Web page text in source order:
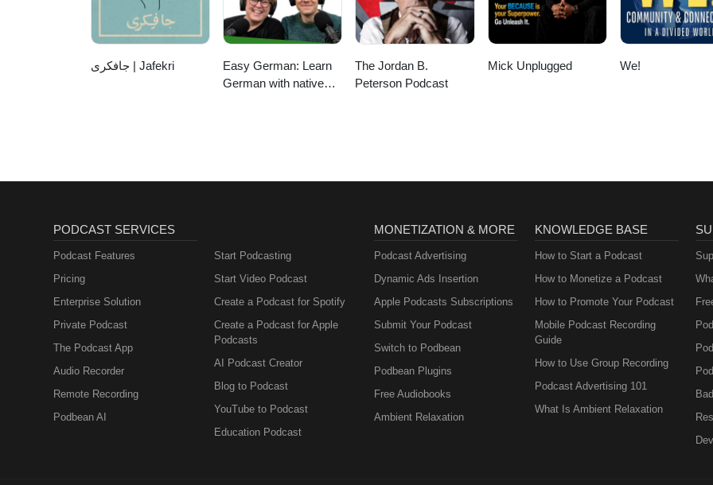
جافکری | Jafekri
Easy German: Learn
German with native
The Jordan B.
Peterson Podcast
Mick Unplugged We!
PODCAST SERVICES
Podcast Features
Pricing
Enterprise Solution
Private Podcast
The Podcast App
Audio Recorder
Remote Recording
Podbean AI
Start Podcasting
Start Video Podcast
Create a Podcast for Spotify
Create a Podcast for Apple
Podcasts
AI Podcast Creator
Blog to Podcast
YouTube to Podcast
Education Podcast
MONETIZATION & MORE
Podcast Advertising
Dynamic Ads Insertion
Apple Podcasts Subscriptions
Submit Your Podcast
Switch to Podbean
Podbean Plugins
Free Audiobooks
Ambient Relaxation
KNOWLEDGE BASE
How to Start a Podcast
How to Monetize a Podcast
How to Promote Your Podcast
Mobile Podcast Recording
Guide
How to Use Group Recording
Podcast Advertising 101
What Is Ambient Relaxation